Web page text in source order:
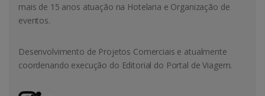
mais de 15 anos atuação na Hotelaria e Organização de
eventos.
Desenvolvimento de Projetos Comerciais e atualmente
coordenando execução do Editorial do Portal de Viagem.